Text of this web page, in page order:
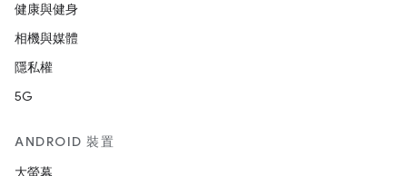
健康與健身
相機與媒體
隱私權
5G
ANDROID 裝置
大螢幕